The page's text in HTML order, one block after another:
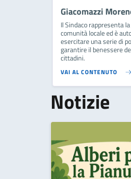
Giacomazzi
Il Sindaco rappresenta la
comunità locale ed è
esercitare una serie di
garantire il benessere
cittadini.
VAI AL CONTENUTO
Notizie